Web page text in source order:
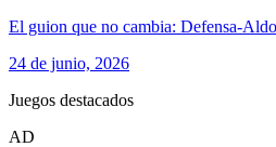
El guion que no cambia: Defensa-
24 de junio, 2026
Juegos destacados
AD